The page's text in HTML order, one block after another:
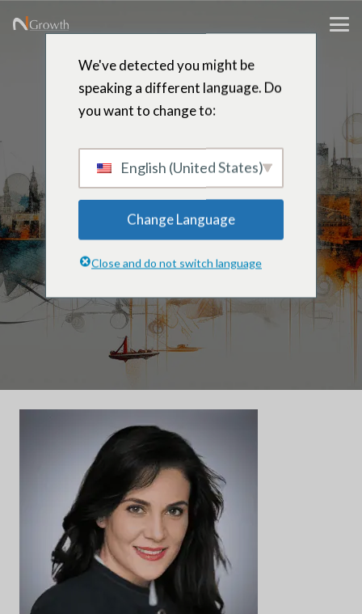
Mónica
Varela
Diretor Sênior – Cidade do
México, México
We've detected you might be
speaking a different language. Do
you want to change to:
English (United States)
Change Language
Close and do not switch language